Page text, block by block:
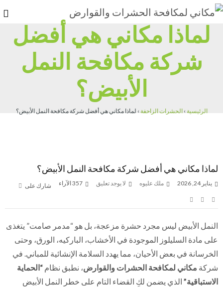
لماذا مكاني هي أفضل
شركة مكافحة النمل
الأبيض؟
الرئيسية ›الحشرات الزاحفة › لماذا مكاني هي أفضل شركة مكافحة النمل الأبيض؟
لماذا مكاني هي أفضل شركة مكافحة النمل الأبيض؟
يناير 24, 2026 ملك عليوه لا يوجد تعليق الآراء شارك على
النمل الأبيض ليس مجرد حشرة مزعجة، بل هو “مدمر صامت” يتغذى
على مادة السليلوز الموجودة في الأخشاب، الباركيه، الورق، وحتى
الخرسانة في بعض الأحيان، مما يهدد السلامة الإنشائية للمباني. في
شركة مكاني لمكافحة الحشرات والقوارض، نطبق نظام “الحماية
الاستباقية” الذي يضمن لكِ القضاء التام على خطر النمل الأبيض